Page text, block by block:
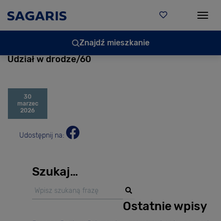
Znajdź mieszkanie
Udział w drodze/60
30
marzec
2026
Udostępnij na:
Szukaj…
Ostatnie wpisy